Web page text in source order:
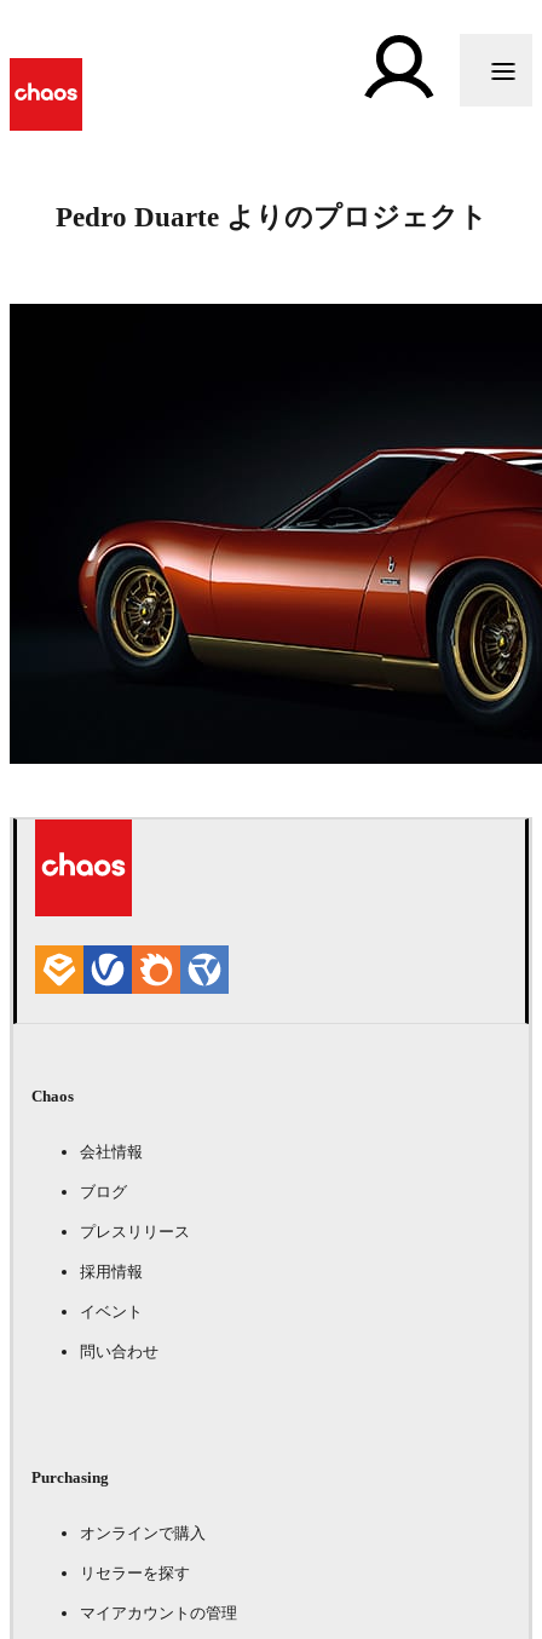
Pedro Duarte よりのプロジェクト
Chaos
会社情報
ブログ
プレスリリース
採用情報
イベント
問い合わせ
Purchasing
オンラインで購入
リセラーを探す
マイアカウントの管理